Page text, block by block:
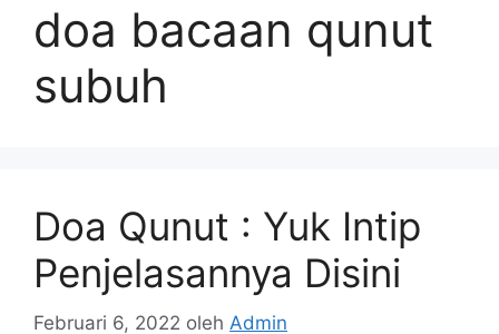
doa bacaan qunut
subuh
Doa Qunut : Yuk Intip
Penjelasannya Disini
Februari 6, 2022 oleh Admin